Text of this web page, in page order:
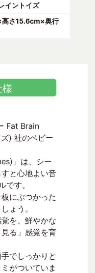
イントイズ
さ15.6cm×奥行
Fat Brain
) 社のベビー
」は、シー
と心地よい音
です。
にぶつかった
ょう。
を、鮮やかな
見る」感覚を育
でしっかりと
がついていま